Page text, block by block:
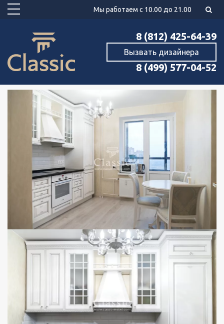
Мы работаем с 10.00 до 21.00
8 (812) 425-64-39
Вызвать дизайнера
8 (499) 577-04-52